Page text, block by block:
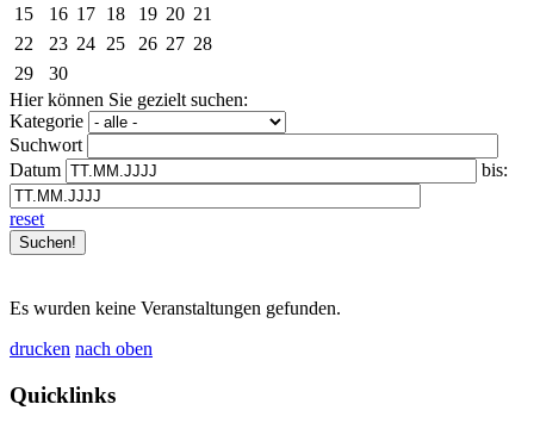
15
16 17 18 19 20 21
22
23 24 25 26 27 28
29
30
Hier können Sie gezielt suchen:
Kategorie
Suchwort
Datum
bis:
reset
Es wurden keine Veranstaltungen gefunden.
drucken nach oben
Quicklinks